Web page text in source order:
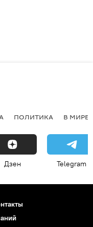
ПОЛИТИКА В МИРЕ
Дзен Telegram